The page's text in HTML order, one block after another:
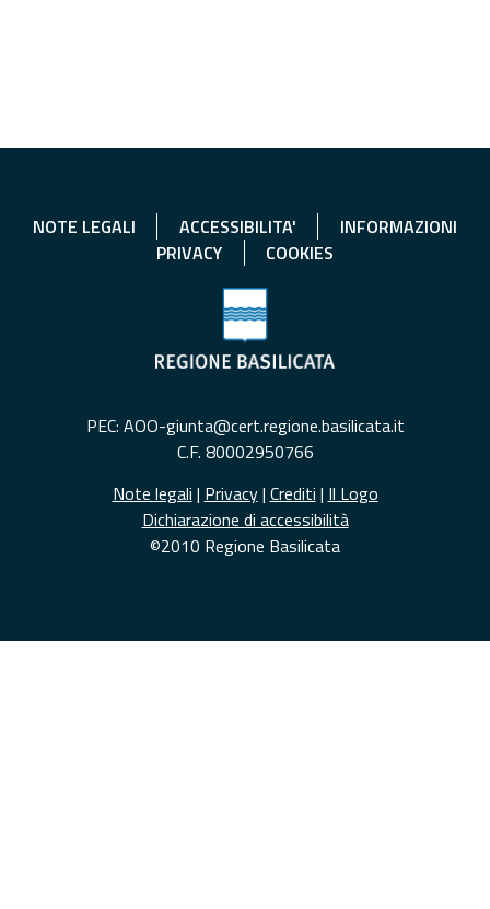
NOTE LEGALI ACCESSIBILITA'
INFORMAZIONI
PRIVACY
COOKIES
PEC: AOO-giunta@cert.regione.basilicata.it
C.F. 80002950766
Note legali | Privacy| Crediti | Il Logo
Dichiarazione di accessibilità
©2010 Regione Basilicata